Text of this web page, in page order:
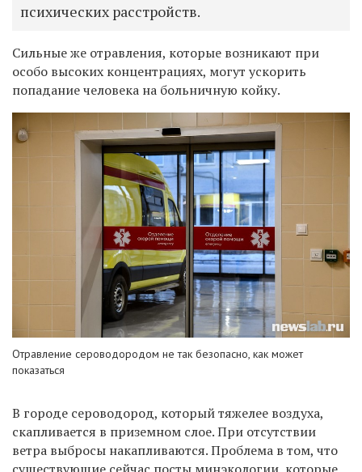
психических расстройств.
Сильные же отравления, которые возникают при
особо высоких концентрациях, могут ускорить
попадание человека на больничную койку.
Отравление сероводородом не так безопасно, как может
показаться
В городе сероводород, который тяжелее воздуха,
скапливается в приземном слое. При отсутствии
ветра выбросы накапливаются. Проблема в том, что